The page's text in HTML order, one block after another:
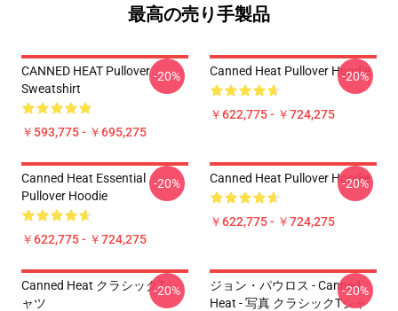
最高の売り手製品
CANNED HEAT Pullover
Sweatshirt
￥593,775 - ￥695,275
-20% Canned Heat Pullover Hoodie
￥622,775 - ￥724,275
-20%
Canned Heat Essential
Pullover Hoodie
￥622,775 - ￥724,275
-20% Canned Heat Pullover Hoodie
￥622,775 - ￥724,275
-20%
Canned Heat クラシックTシ
ャツ
-20%
ジョン・パウロス - Canned
Heat - 写真 クラシックTシャ
-20%